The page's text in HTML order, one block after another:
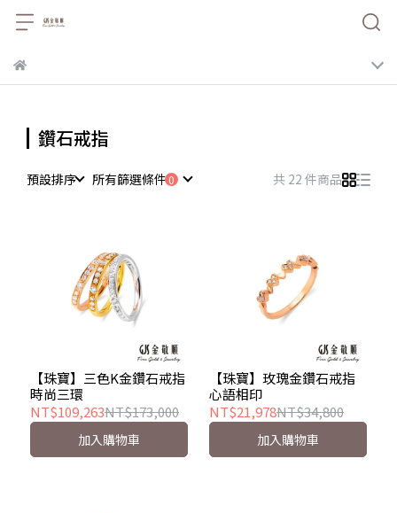
鑽石戒指
預設排序 所有篩選條件 共 22 件商品
【珠寶】三色K金鑽石戒指
時尚三環
NT$109,263NT$173,000
加入購物車
【珠寶】玫瑰金鑽石戒指
心語相印
NT$21,978NT$34,800
加入購物車